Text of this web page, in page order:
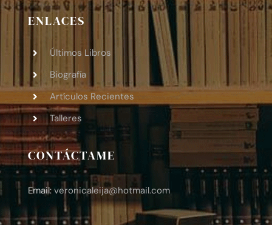
ENLACES
Últimos Libros
Biografía
Artículos Recientes
Talleres
CONTÁCTAME
Email: veronicaleija@hotmail.com